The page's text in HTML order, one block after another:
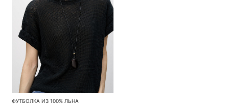
ФУТБОЛКА ИЗ 100% ЛЬНА